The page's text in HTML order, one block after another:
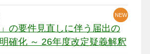
境に危機感
」の要件見直しに伴う届出の
確化 ～ 26年度改定疑義解釈
NEW
NEW